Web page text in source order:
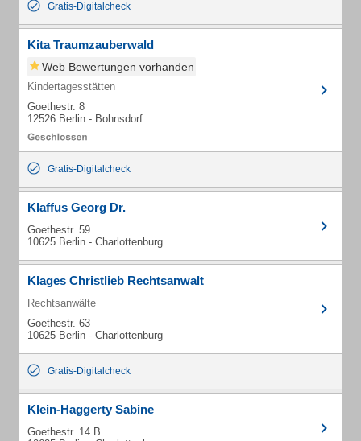
Gratis-Digitalcheck
Kita Traumzauberwald
Web Bewertungen vorhanden
Kindertagesstätten
Goethestr. 8
12526 Berlin - Bohnsdorf
Gratis-Digitalcheck
Klaffus Georg Dr.
Goethestr. 59
10625 Berlin - Charlottenburg
Klages Christlieb Rechtsanwalt
Rechtsanwälte
Goethestr. 63
10625 Berlin - Charlottenburg
Gratis-Digitalcheck
Klein-Haggerty Sabine
Goethestr. 14 B